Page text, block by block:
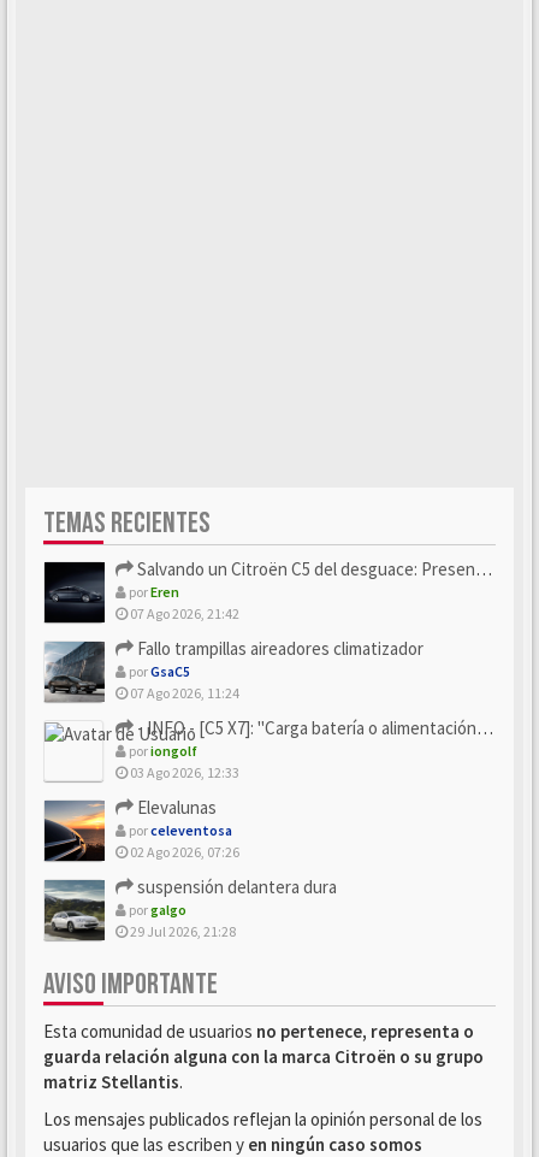
TEMAS RECIENTES
Salvando un Citroën C5 del desguace: Presentación y seguimiento
porEren
07 Ago 2026, 21:42
Fallo trampillas aireadores climatizador
porGsaC5
07 Ago 2026, 11:24
- INFO - [C5 X7]: "Carga batería o alimentación eléctri...
poriongolf
03 Ago 2026, 12:33
Elevalunas
porceleventosa
02 Ago 2026, 07:26
suspensión delantera dura
porgalgo
29 Jul 2026, 21:28
AVISO IMPORTANTE
Esta comunidad de usuarios no pertenece, representa o
guarda relación alguna con la marca Citroën o su grupo
matriz Stellantis.
Los mensajes publicados reflejan la opinión personal de los
usuarios que las escriben y en ningún caso somos